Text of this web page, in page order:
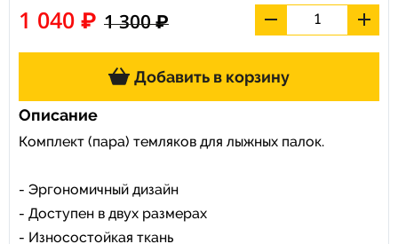
1 040 ₽ 1 300 ₽
Добавить в корзину
Описание
Комплект (пара) темляков для лыжных палок.
- Эргономичный дизайн
- Доступен в двух размерах
- Износостойкая ткань